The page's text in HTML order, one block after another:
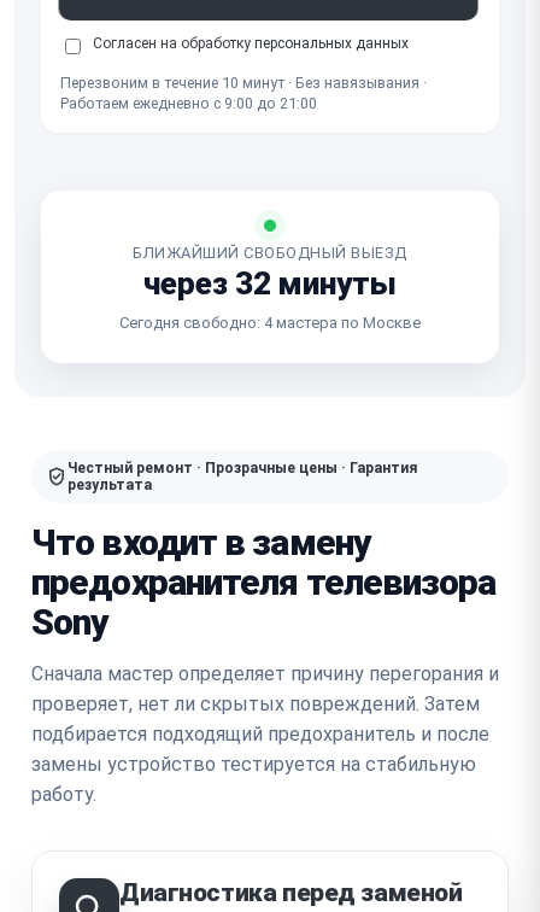
Согласен на обработку персональных данных
Перезвоним в течение 10 минут · Без навязывания ·
Работаем ежедневно с 9:00 до 21:00
БЛИЖАЙШИЙ СВОБОДНЫЙ ВЫЕЗД
через 32 минуты
Сегодня свободно: 4 мастера по Москве
Честный ремонт · Прозрачные цены · Гарантия
результата
Что входит в замену
предохранителя телевизора
Sony
Сначала мастер определяет причину перегорания и
проверяет, нет ли скрытых повреждений. Затем
подбирается подходящий предохранитель и после
замены устройство тестируется на стабильную
работу.
Диагностика перед заменой